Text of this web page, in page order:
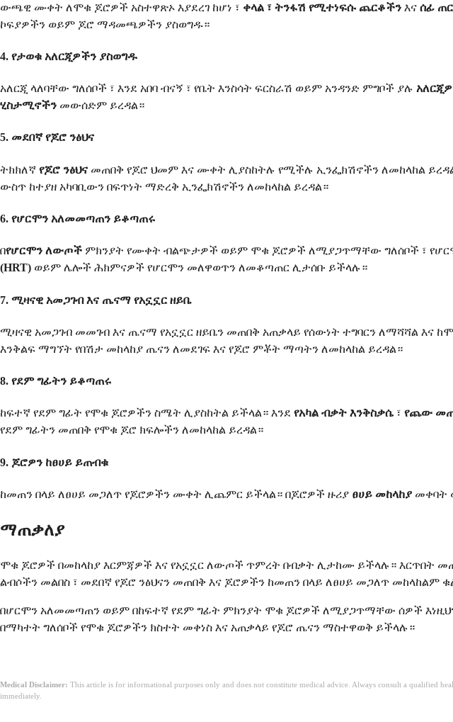
ውጫዊ ሙቀት ለሞቁ ጆሮዎች አስተዋጽኦ እያደረገ ከሆነ ፣ ቀላል ፣ ትንፋሽ የሚተነፍሱ ጨርቆችን እና ሰፊ
ኮፍያዎችን ወይም ጆሮ ማዳመጫዎችን ያስወግዱ።
4. የታወቁ አለርጂዎችን ያስወግዱ
አለርጂ ላለባቸው ግለሰቦች ፣ እንደ አበባ ብናኝ ፣ የቤት እንስሳት ፍርስራሽ ወይም አንዳንድ ምግቦች ያሉ
ሂስታሚኖችን መውሰድም ይረዳል።
5. መደበኛ የጆሮ ንፅህና
ትክክለኛ የጆሮ ንፅህና መጠበቅ የጆሮ ህመም እና ሙቀት ሊያስከትሉ የሚችሉ ኢንፌክሽኖችን ለመከላከል
ውስጥ ከተያዘ አካባቢውን በፍጥነት ማድረቅ ኢንፌክሽኖችን ለመከላከል ይረዳል።
6. የሆርሞን አለመመጣጠን ይቆጣጠሩ
በየሆርሞን ለውጦች ምክንያት የሙቀት ብልጭታዎች ወይም ሞቁ ጆሮዎች ለሚያጋጥማቸው ግለሰቦች ፣
(HRT) ወይም ሌሎች ሕክምናዎች የሆርሞን መለዋወጥን ለመቆጣጠር ሊታሰቡ ይችላሉ።
7. ሚዛናዊ አመጋገብ እና ጤናማ የአኗኗር ዘይቤ
ሚዛናዊ አመጋገብ መመገብ እና ጤናማ የአኗኗር ዘይቤን መጠበቅ አጠቃላይ የሰውነት ተግባርን ለማሻሻል እና
እንቅልፍ ማግኘት የበሽታ መከላከያ ጤናን ለመደገፍ እና የጆሮ ምቾት ማጣትን ለመከላከል ይረዳል።
8. የደም ግፊትን ይቆጣጠሩ
ከፍተኛ የደም ግፊት የሞቁ ጆሮዎችን ስሜት ሊያስከትል ይችላል። እንደ የአካል ብቃት እንቅስቃሴ ፣ የጨው
የደም ግፊትን መጠበቅ የሞቁ ጆሮ ክፍሎችን ለመከላከል ይረዳል።
9. ጆሮዎን ከፀሀይ ይጠብቁ
ከመጠን በላይ ለፀሀይ መጋለጥ የጆሮዎችን ሙቀት ሊጨምር ይችላል። በጆሮዎች ዙሪያ ፀሀይ መከላከያ መቀባት
ማጠቃለያ
ሞቁ ጆሮዎች በመከላከያ እርምጃዎች እና የአኗኗር ለውጦች ጥምረት በብቃት ሊታከሙ ይችላሉ። እርጥበት
ልብሶችን መልበስ ፣ መደበኛ የጆሮ ንፅህናን መጠበቅ እና ጆሮዎችን ከመጠን በላይ ለፀሀይ መጋለጥ መከላከልም
በሆርሞን አለመመጣጠን ወይም በከፍተኛ የደም ግፊት ምክንያት ሞቁ ጆሮዎች ለሚያጋጥማቸው ሰዎች
በማካተት ግለሰቦች የሞቁ ጆሮዎችን ክስተት መቀነስ እና አጠቃላይ የጆሮ ጤናን ማስተዋወቅ ይችላሉ።
Medical Disclaimer: This article is for informational purposes only and does not constitute medical advice. Always consult a qualified
immediately.